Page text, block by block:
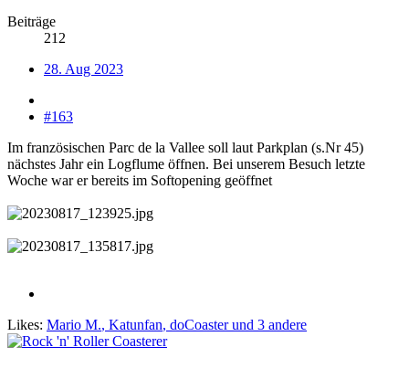
Beiträge
212
28. Aug 2023
#163
Im französischen Parc de la Vallee soll laut Parkplan (s.Nr 45)
nächstes Jahr ein Logflume öffnen. Bei unserem Besuch letzte
Woche war er bereits im Softopening geöffnet
Likes: Mario M., Katunfan, doCoasterund 3 andere